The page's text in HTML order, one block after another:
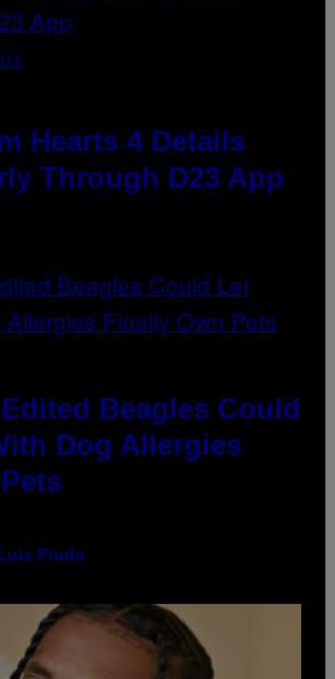
Hearts 4 Details
Through D23 App
Beagles Could
Dog Allergies
Prada